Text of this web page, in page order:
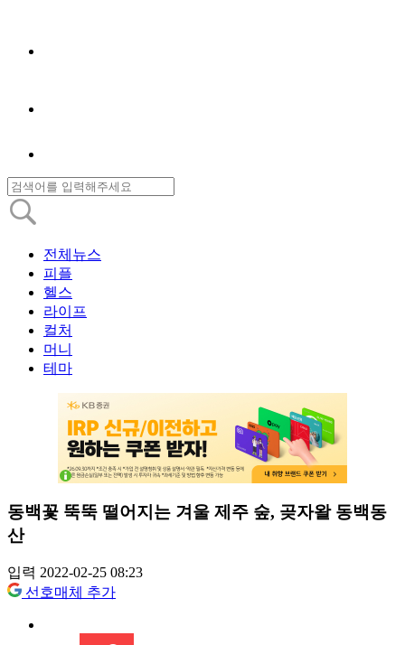
전체뉴스
피플
헬스
라이프
컬처
머니
테마
동백꽃 뚝뚝 떨어지는 겨울 제주 숲, 곶자왈 동백동
산
입력 2022-02-25 08:23
선호매체 추가